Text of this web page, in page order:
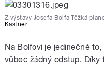
Z výstavy Josefa Bolfa Těžká
Kastner
Na Bolfovi je jedinečné
vůbec žádný odstup.